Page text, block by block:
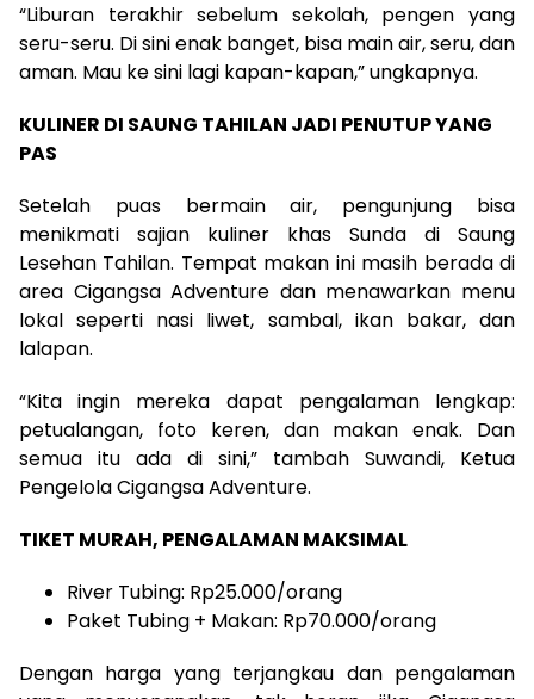
“Liburan terakhir sebelum sekolah, pengen yang
seru-seru. Di sini enak banget, bisa main air, seru, dan
aman. Mau ke sini lagi kapan-kapan,” ungkapnya.
KULINER DI SAUNG TAHILAN JADI PENUTUP YANG
PAS
Setelah puas bermain air, pengunjung bisa
menikmati sajian kuliner khas Sunda di Saung
Lesehan Tahilan. Tempat makan ini masih berada di
area Cigangsa Adventure dan menawarkan menu
lokal seperti nasi liwet, sambal, ikan bakar, dan
lalapan.
“Kita ingin mereka dapat pengalaman lengkap:
petualangan, foto keren, dan makan enak. Dan
semua itu ada di sini,” tambah Suwandi, Ketua
Pengelola Cigangsa Adventure.
TIKET MURAH, PENGALAMAN MAKSIMAL
River Tubing: Rp25.000/orang
Paket Tubing + Makan: Rp70.000/orang
Dengan harga yang terjangkau dan pengalaman